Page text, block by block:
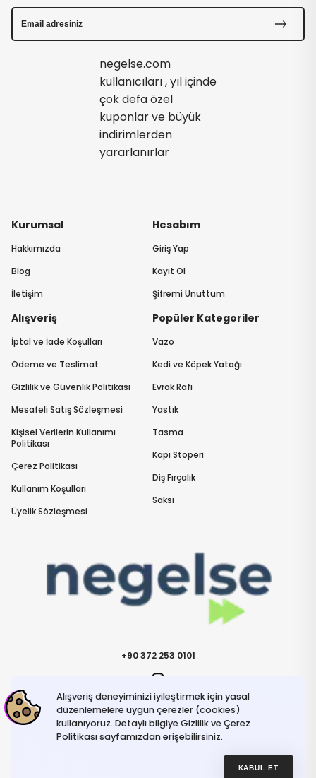
Alışveriş deneyiminizi iyileştirmek için yasal
düzenlemelere uygun çerezler (cookies)
kullanıyoruz. Detaylı bilgiye Gizlilik ve Çerez
Politikası sayfamızdan erişebilirsiniz.
KABUL ET
+90 372 253 0101
İletişime Geçininfo@negelse.com
Kurumsal
Hakkımızda
Blog
İletişim
Hesabım
Giriş Yap
Kayıt Ol
Şifremi Unuttum
Alışveriş
İptal ve İade Koşulları
Ödeme ve Teslimat
Gizlilik ve Güvenlik Politikası
Mesafeli Satış Sözleşmesi
Kişisel Verilerin Kullanımı
Politikası
Çerez Politikası
Kullanım Koşulları
Üyelik Sözleşmesi
Popüler Kategoriler
Vazo
Kedi ve Köpek Yatağı
Evrak Rafı
Yastık
Tasma
Kapı Stoperi
Diş Fırçalık
Saksı
negelse.com
kullanıcıları , yıl içinde
çok defa özel
kuponlar ve büyük
indirimlerden
yararlanırlar